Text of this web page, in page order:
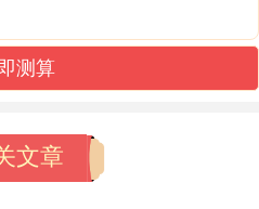
发生正面冲突，以免
巳蛇人财运最直接的
测算
文章